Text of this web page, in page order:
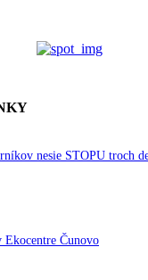
nesie STOPU troch
Ekocentre Čunovo